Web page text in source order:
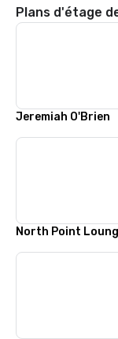
Plans d'étage
Jeremiah O'Brien
North Point